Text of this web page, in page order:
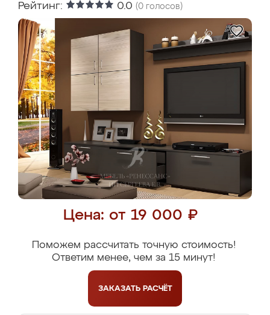
Рейтинг: 0.0 (0 голосов)
Цена: от 19 000 ₽
Поможем рассчитать точную стоимость!
Ответим менее, чем за 15 минут!
ЗАКАЗАТЬ РАСЧЁТ